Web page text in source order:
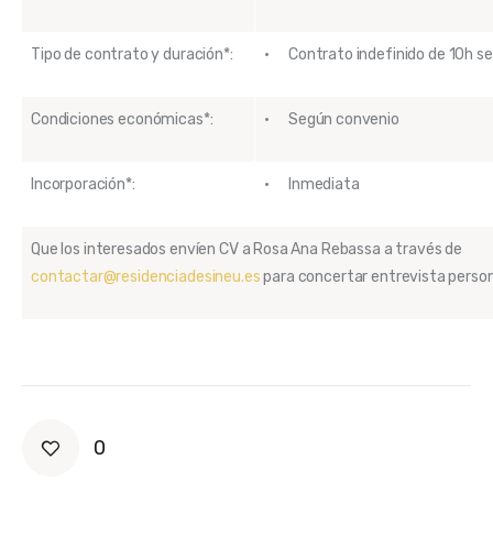
Tipo de contrato y duración*: · Contrato indefinido de 10h
Condiciones económicas*: · Según convenio
Incorporación*: · Inmediata
Que los interesados envíen CV a Rosa Ana Rebassa a través de
contactar@residenciadesineu.espara concertar entrevista
0